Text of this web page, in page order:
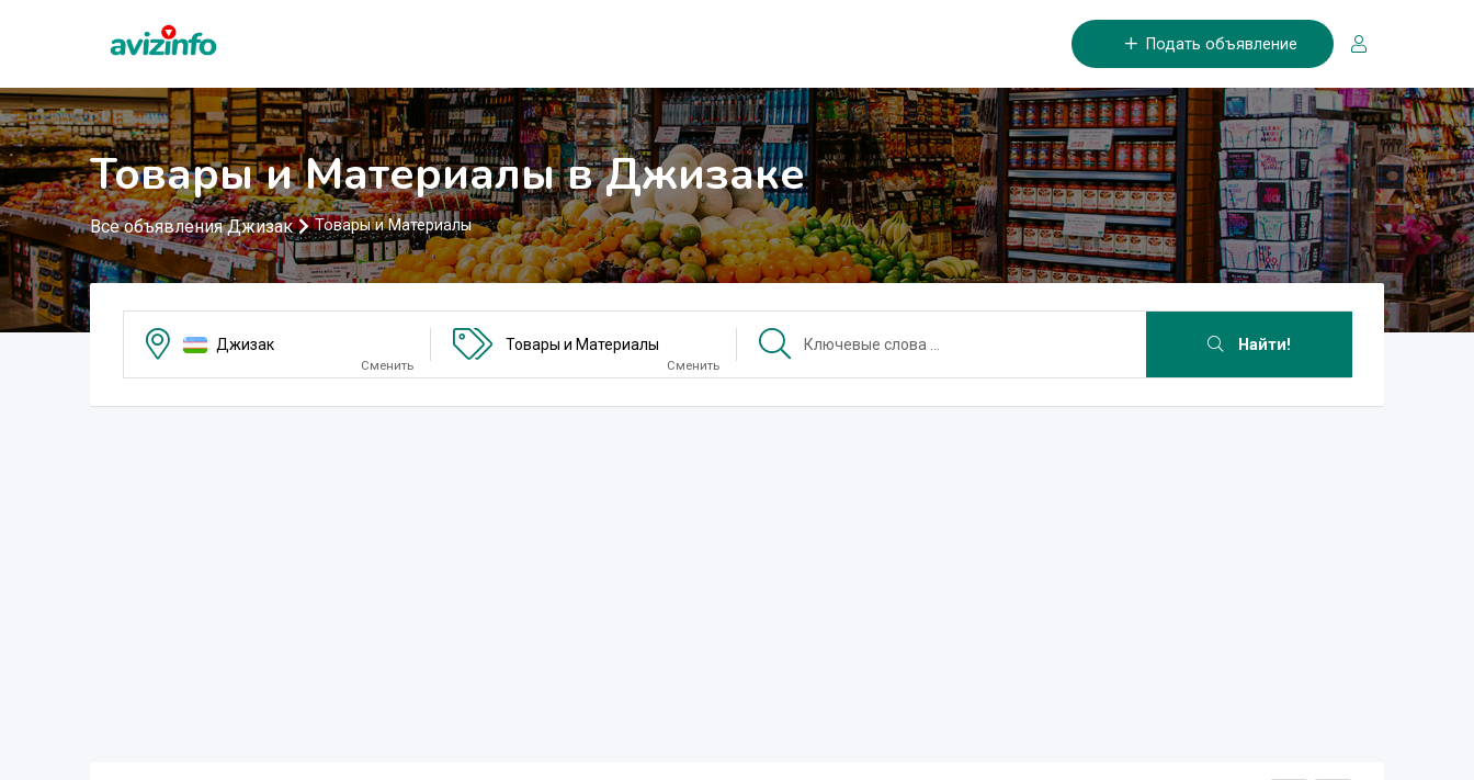
Подать объявление
Товары и Материалы в Джизаке
Все объявления Джизак Товары и Материалы
Джизак
Сменить
Товары и Материалы
Сменить
Найти!